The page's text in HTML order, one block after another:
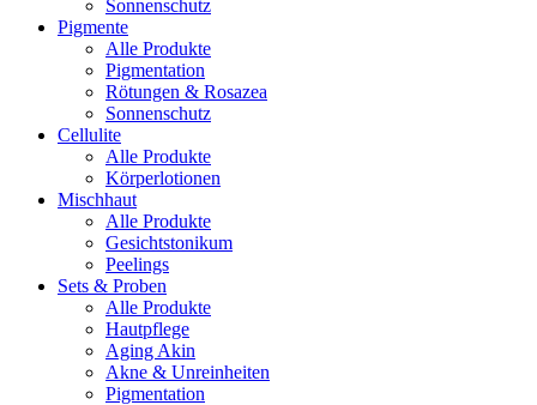
Sonnenschutz
Pigmente
Alle Produkte
Pigmentation
Rötungen & Rosazea
Sonnenschutz
Cellulite
Alle Produkte
Körperlotionen
Mischhaut
Alle Produkte
Gesichtstonikum
Peelings
Sets & Proben
Alle Produkte
Hautpflege
Aging Akin
Akne & Unreinheiten
Pigmentation